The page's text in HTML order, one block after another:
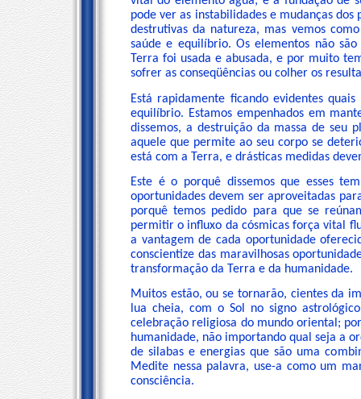
pode ver as instabilidades e mudanças
destrutivas da natureza, mas vemos
saúde e equilíbrio. Os elementos não
Terra foi usada e abusada, e por muito
sofrer as conseqüências ou colher os
Está rapidamente ficando evidentes
equilíbrio. Estamos empenhados em
dissemos, a destruição da massa de seu
aquele que permite ao seu corpo se
está com a Terra, e drásticas medidas
Este é o porquê dissemos que esses
oportunidades devem ser aproveitadas
porquê temos pedido para que se
permitir o influxo da cósmicas força vital
a vantagem de cada oportunidade
conscientize das maravilhosas
transformação da Terra e da humanidade.
Muitos estão, ou se tornarão, cientes da
lua cheia, com o Sol no signo
celebração religiosa do mundo oriental;
humanidade, não importando qual seja a
de silabas e energias que são uma
Medite nessa palavra, use-a como um
consciência.